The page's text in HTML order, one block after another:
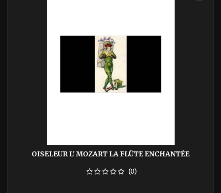
OISELEUR L' MOZART LA FLÛTE ENCHANTÉE
(0)